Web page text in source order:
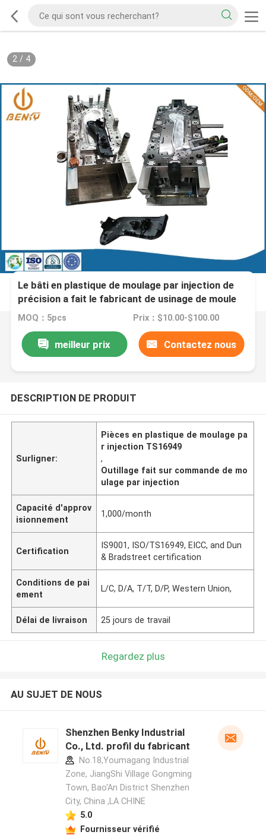
2/ 4
Le bâti en plastique de moulage par injection de
précision a fait le fabricant de usinage de moule
MOQ：5pcs Prix：$10.00-$100.00
meilleur prix Contactez nous
DESCRIPTION DE PRODUIT
Surligner:
Pièces en plastique de moulage pa
r injection TS16949
,
Outillage fait sur commande de mo
ulage par injection
Capacité d'approv
isionnement
1,000/month
Certification
IS9001, ISO/TS16949, EICC, and Dun
& Bradstreet certification
Conditions de pai
ement
L/C, D/A, T/T, D/P, Western Union,
Délai de livraison 25 jours de travail
Regardez plus
AU SUJET DE NOUS
Shenzhen Benky Industrial
Co., Ltd. profil du fabricant
No.18,Youmagang Industrial
Zone, JiangShi Village Gongming
Town, Bao'An District Shenzhen
City, China ,LA CHINE
5.0
Fournisseur vérifié